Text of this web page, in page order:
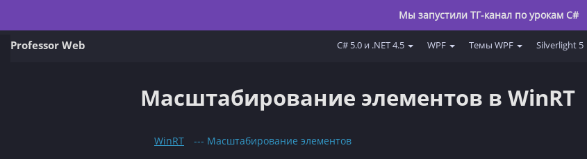
Мы запустили ТГ-канал по урокам C#
Professor Web C# 5.0 и .NET 4.5 WPF Темы WPF Silverlight 5
Масштабирование элементов в WinRT
WinRT --- Масштабирование элементов